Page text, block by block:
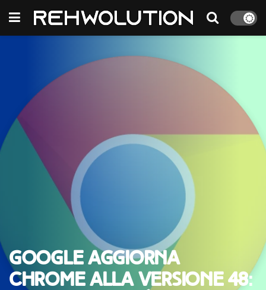
Google aggiorna
Chrome alla versione 48: